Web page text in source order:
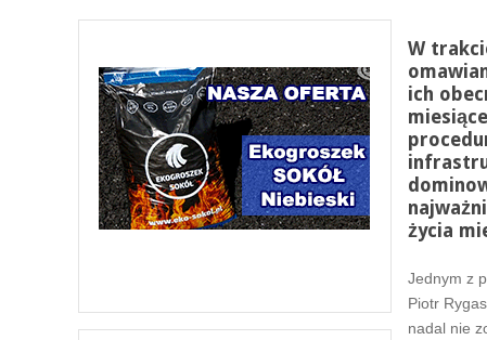
W
ich
życia
Jednym z
Piotr
nadal nie